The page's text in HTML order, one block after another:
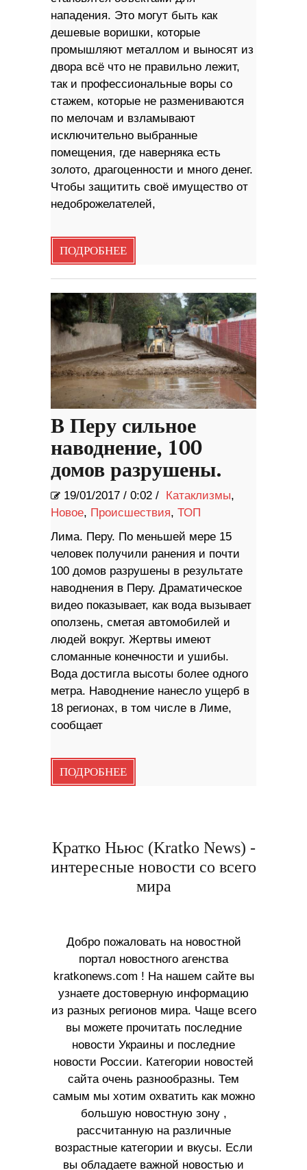
нападения. Это могут быть как
дешевые воришки, которые
промышляют металлом и выносят из
двора всё что не правильно лежит,
так и профессиональные воры со
стажем, которые не размениваются
по мелочам и взламывают
исключительно выбранные
помещения, где наверняка есть
золото, драгоценности и много денег.
Чтобы защитить своё имущество от
недоброжелателей,
ПОДРОБНЕЕ
В Перу сильное
наводнение, 100
домов разрушены.
19/01/2017 / 0:02 / Катаклизмы,
Новое, Происшествия, ТОП
Лима. Перу. По меньшей мере 15
человек получили ранения и почти
100 домов разрушены в результате
наводнения в Перу. Драматическое
видео показывает, как вода вызывает
оползень, сметая автомобилей и
людей вокруг. Жертвы имеют
сломанные конечности и ушибы.
Вода достигла высоты более одного
метра. Наводнение нанесло ущерб в
18 регионах, в том числе в Лиме,
сообщает
ПОДРОБНЕЕ
Кратко Ньюс (Kratko News) -
интересные новости со всего
мира
Добро пожаловать на новостной
портал новостного агенства
kratkonews.com ! На нашем сайте вы
узнаете достоверную информацию
из разных регионов мира. Чаще всего
вы можете прочитать последние
новости Украины и последние
новости России. Категории новостей
сайта очень разнообразны. Тем
самым мы хотим охватить как можно
большую новостную зону ,
рассчитанную на различные
возрастные категории и вкусы. Если
вы обладаете важной новостью и